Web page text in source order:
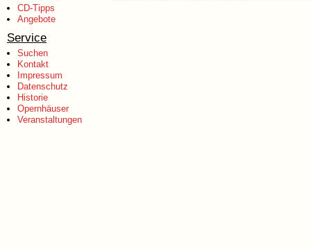
CD-Tipps
Angebote
Service
Suchen
Kontakt
Impressum
Datenschutz
Historie
Opernhäuser
Veranstaltungen